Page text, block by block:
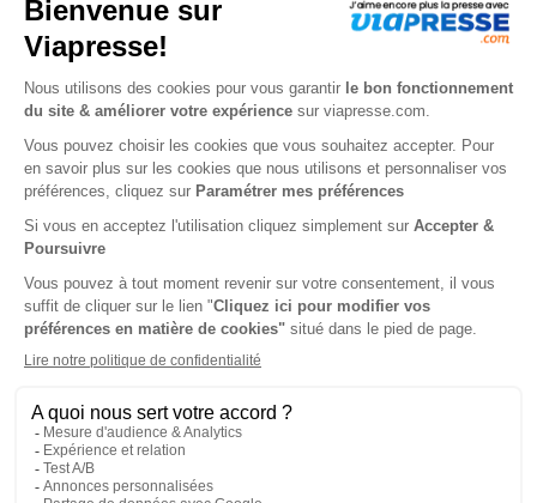
Consultez les derniers numéros
En un seul coup d'oeil, vous pouvez consulter l'aperçu
de notre bibliothèque qui recense plus de 300 titres.
Celle-ci est régulièrement mise à jour afin de vous
proposer les derniers numéros parus.